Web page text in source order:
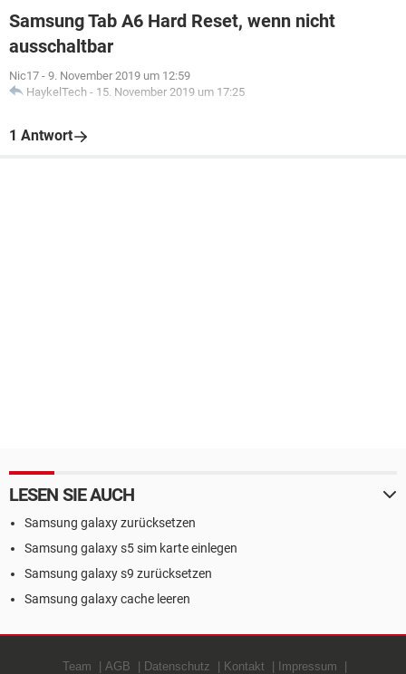
Samsung Tab A6 Hard Reset, wenn nicht
ausschaltbar
Nic17 - 9. November 2019 um 12:59
HaykelTech - 15. November 2019 um 17:25
1 Antwort
LESEN SIE AUCH
Samsung galaxy zurücksetzen
Samsung galaxy s5 sim karte einlegen
Samsung galaxy s9 zurücksetzen
Samsung galaxy cache leeren
Team AGB Datenschutz Kontakt Impressum